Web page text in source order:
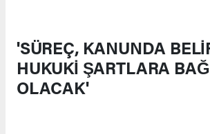
'SÜREÇ, KANUNDA
HUKUKİ ŞARTLARA
OLACAK'